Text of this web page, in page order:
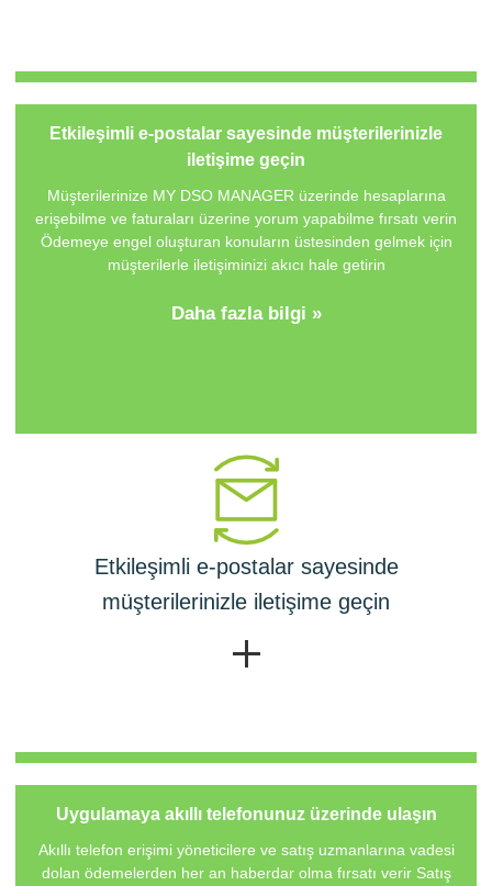
Etkileşimli e-postalar sayesinde müşterilerinizle
iletişime geçin
Müşterilerinize MY DSO MANAGER üzerinde hesaplarına
erişebilme ve faturaları üzerine yorum yapabilme fırsatı verin
Ödemeye engel oluşturan konuların üstesinden gelmek için
müşterilerle iletişiminizi akıcı hale getirin
Daha fazla bilgi »
Etkileşimli e-postalar sayesinde
müşterilerinizle iletişime geçin
Uygulamaya akıllı telefonunuz üzerinde ulaşın
Akıllı telefon erişimi yöneticilere ve satış uzmanlarına vadesi
dolan ödemelerden her an haberdar olma fırsatı verir Satış